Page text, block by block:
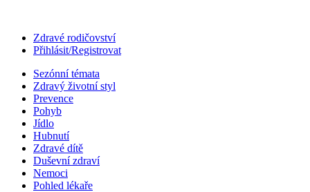
Zdravé rodičovství
Přihlásit/Registrovat
Sezónní témata
Zdravý životní styl
Prevence
Pohyb
Jídlo
Hubnutí
Zdravé dítě
Duševní zdraví
Nemoci
Pohled lékaře